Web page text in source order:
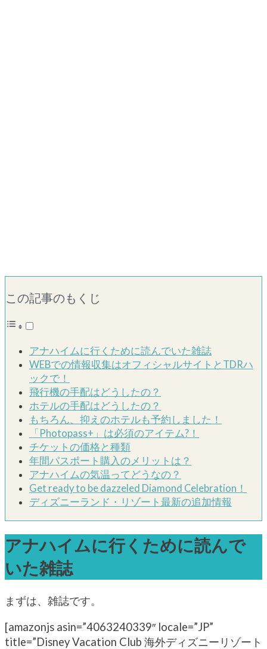
この記事のもくじ
アナハイムに行くために読んでいた雑誌
WEBでの情報収集はオフィシャルサイトとTDRハ
ックで！
飛行機の手配はどうしたの？
ホテルの手配はどうしたの？
もちろん、抑えのホテルも予約しました！
「Photopass+」は必須のアイテム?！
チケットの価格と種類
年間パスポート購入のメリットは？
アナハイムの気温ってどうなの？
Get ready to be dazzeled Diamond Celebration！
ディズニーランド・リゾート最新の追加情報
アナハイムに行くために読んで
いた雑誌
まずは、雑誌です。
[amazonjs asin=”4063240339″ locale=”JP”
title=”Disney Vacation Club 海外ディズニーリゾート